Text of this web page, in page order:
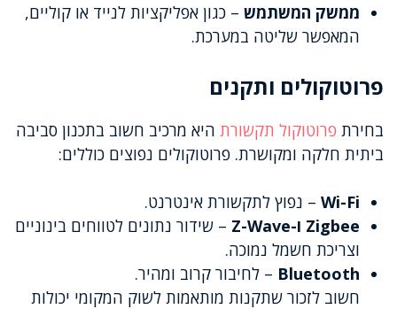
ממשק המשתמש – כגון אפליקציות לנייד או קוליים,
המאפשר שליטה במערכת.
פרוטוקולים ותקנים
בחירת פרוטוקול תקשורת היא מרכיב חשוב בתכנון סביבה
ביתית חלקה ומקושרת. פרוטוקולים נפוצים כוללים:
Wi-Fi – נפוץ לתקשורת אינטרנט.
Zigbee ו-Z-Wave
– שידור נתונים לטווחים בינוניים
וצריכת חשמל נמוכה.
Bluetooth – לחיבור קרוב ומהיר.
חשוב לזכור שתקנות מותאמות לשוק המקומי יכולות